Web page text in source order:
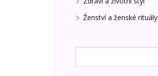
Ženství a ženské rituály